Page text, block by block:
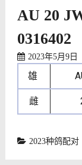
AU 20
0316402
2023年5月9日
雄
雌
2023种鸽配对